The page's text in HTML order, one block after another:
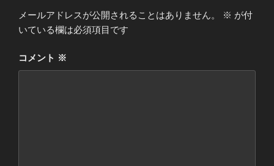
メールアドレスが公開されることはありません。 ※ が付
いている欄は必須項目です
コメント ※